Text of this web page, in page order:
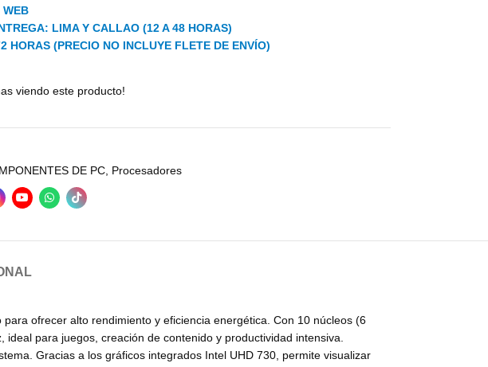
WEB
LIMA Y CALLAO (12 A 48 HORAS)
HORAS (PRECIO NO INCLUYE FLETE DE ENVÍO)
viendo este producto!
DE PC, Procesadores
ofrecer alto rendimiento y eficiencia energética. Con 10 núcleos (6
para juegos, creación de contenido y productividad intensiva.
Gracias a los gráficos integrados Intel UHD 730, permite visualizar